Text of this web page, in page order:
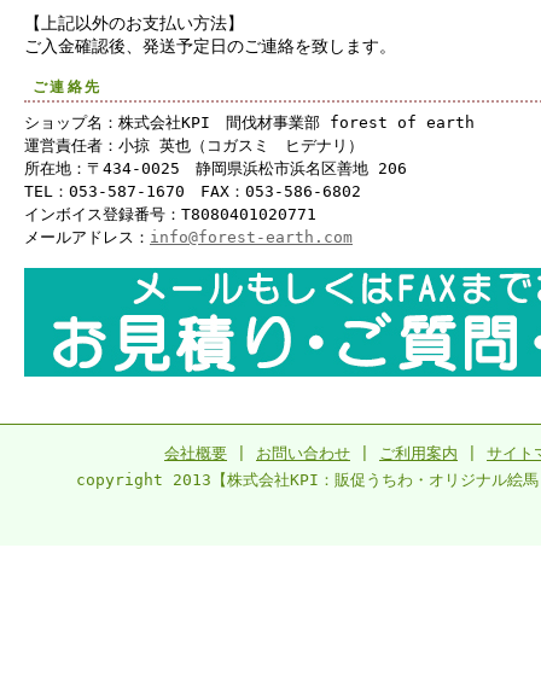
【上記以外のお支払い方法】
ご入金確認後、発送予定日のご連絡を致します。
ご連絡先
ショップ名：株式会社KPI 間伐材事業部 forest of earth
運営責任者：小掠 英也（コガスミ ヒデナリ）
所在地：〒434-0025 静岡県浜松市浜名区善地 206
TEL：053-587-1670 FAX：053-586-6802
インボイス登録番号：T8080401020771
メールアドレス： info@forest-earth.com
会社概要 お問い合わせ ご利用案内
サイト
copyright 2013【株式会社KPI：販促うちわ・オリジナル